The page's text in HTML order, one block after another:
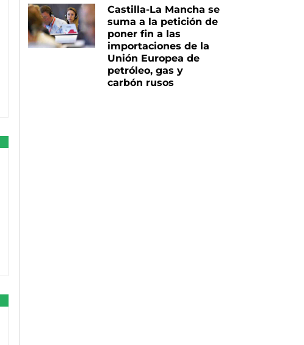
Castilla-La Mancha se
suma a la petición de
poner fin a las
importaciones de la
Unión Europea de
petróleo, gas y
carbón rusos